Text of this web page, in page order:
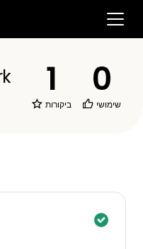
1
ביקורות
0
שימושי